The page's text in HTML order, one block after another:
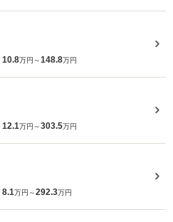
10.8万円～148.8万円
12.1万円～303.5万円
8.1万円～292.3万円